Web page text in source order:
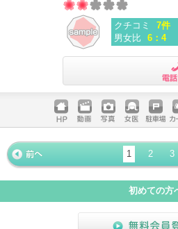
クチコミ
7件
男女比 6：4
ホームペ
ージ
動画 写真 女医 駐車場
ク
ト
« 前ペー
ジ
1 2 3
初めての方